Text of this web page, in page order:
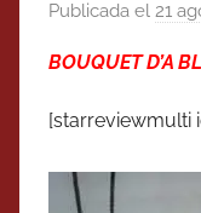
Publicada el 21
BOUQUET D’A
[starreviewmulti